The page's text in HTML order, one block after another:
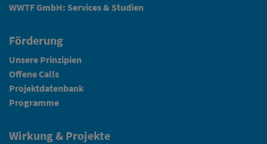
WWTF GmbH: Services & Studien
Förderung
Unsere Prinzipien
Offene Calls
Projektdatenbank
Programme
Wirkung & Projekte